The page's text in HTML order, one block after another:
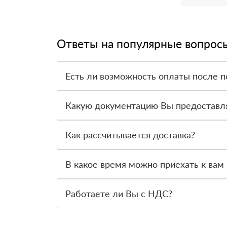
Ответы на популярные
Есть ли возможность оплаты после
вправе от него отказаться.
Какую документацию Вы
Как рассчитывается доставка?
стоимости и сроков доставки, которые
В какое время можно приехать к вам
Работаете ли Вы с НДС?